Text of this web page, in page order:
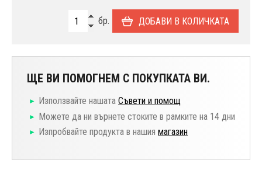
бр. ДОБАВИ В КОЛИЧКАТА
ЩЕ ВИ ПОМОГНЕМ С ПОКУПКАТА ВИ.
Използвайте нашата Съвети и помощ
Можете да ни върнете стоките в рамките на 14 дни
Изпробвайте продукта в нашия магазин